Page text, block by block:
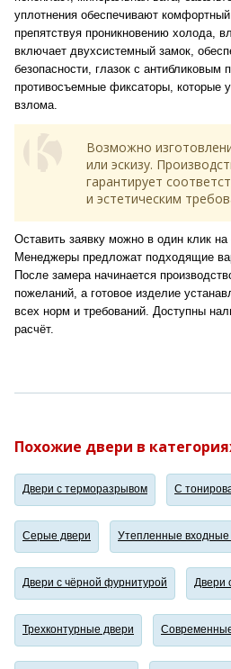
уплотнения обеспечивают
препятствуя проникновению холода,
включает двухсистемный замок,
безопасности, глазок с антибликовым
противосъемные фиксаторы, которые
взлома.
Возможно
или эскизу.
гарантирует
и эстетическим
Оставить заявку можно в один клик на
Менеджеры предложат подходящие
После замера начинается
пожеланий, а готовое изделие
всех норм и требований. Доступны
расчёт.
Похожие двери в
Двери с терморазрывом С
Серые двери Утепленные входные
Двери с чёрной фурнитурой Двери
Трехконтурные двери